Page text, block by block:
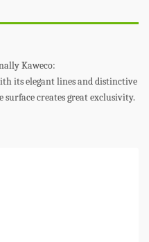
Kaweco:
its elegant lines and distinctive
surface creates great exclusivity.